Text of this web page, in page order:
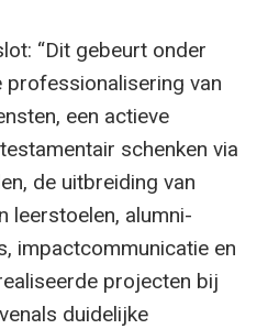
“Dit gebeurt onder
professionalisering van
een actieve
schenken via
de uitbreiding van
leerstoelen, alumni-
impactcommunicatie en
projecten bij
duidelijke